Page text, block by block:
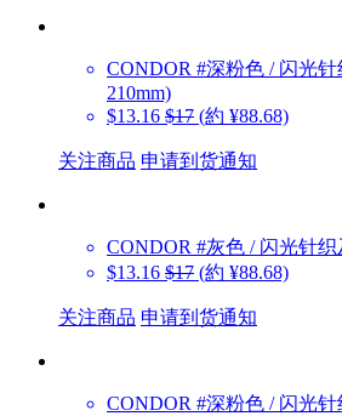
CONDOR #深粉色 / 闪光针
210mm)
$13.16 $17 (約 ¥88.68)
关注商品 申请到货通知
CONDOR #灰色 / 闪光针织
$13.16 $17 (約 ¥88.68)
关注商品 申请到货通知
CONDOR #深粉色 / 闪光针